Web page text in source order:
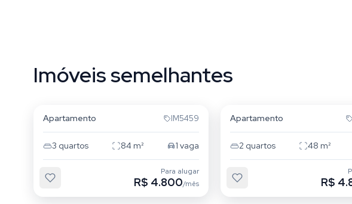
Imóveis semelhantes
Apartamento IM5459
3 quartos 84 m² 1 vaga
Para alugar
R$ 4.800/mês
Apartamento
2 quartos 48 m²
R$